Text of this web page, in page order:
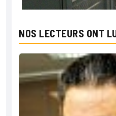
NOS LECTEURS ONT